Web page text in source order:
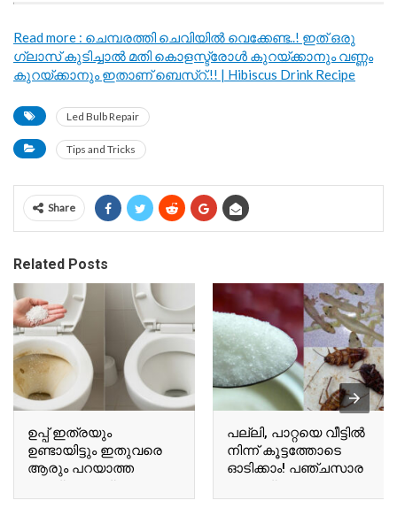
Read more : ചെമ്പരത്തി ചെവിയിൽ വെക്കേണ്ട..! ഇത് ഒരു
ഗ്ലാസ് കുടിച്ചാൽ മതി കൊളസ്ട്രോൾ കുറയ്ക്കാനും വണ്ണം
കുറയ്ക്കാനും ഇതാണ് ബെസ്റ്.!! | Hibiscus Drink Recipe
Led Bulb Repair
Tips and Tricks
Share
Related Posts
ഉപ്പ് ഇത്രയും
ഉണ്ടായിട്ടും ഇതുവരെ
ആരും പറയാത്ത
സൂത്രം! എത്ര
അഴുക്കുപിടിച്ച
പല്ലി, പാറ്റയെ വീട്ടിൽ
നിന്ന് കൂട്ടത്തോടെ
ഓടിക്കാം! പഞ്ചസാര
കൊണ്ട് ഇങ്ങനെ
ചെയ്താൽ മതി ഇനി ഒറ്റ